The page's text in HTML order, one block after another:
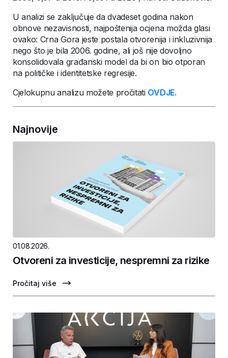
U analizi se zaključuje da dvadeset godina nakon
obnove nezavisnosti, najpoštenija ocjena možda glasi
ovako: Crna Gora jeste postala otvorenija i inkluzivnija
nego što je bila 2006. godine, ali još nije dovoljno
konsolidovala građanski model da bi on bio otporan
na političke i identitetske regresije.
Cjelokupnu analizu možete pročitati OVDJE.
Najnovije
01.08.2026.
Otvoreni za investicije, nespremni za rizike
Pročitaj više